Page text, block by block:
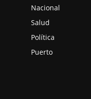
Nacional
Salud
Política
Puerto